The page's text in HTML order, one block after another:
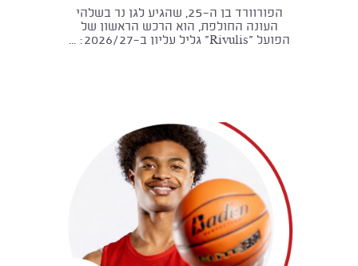
הפורוורד בן ה־25, שהגיע לגן נר בשלהי
העונה החולפת, הוא הרכש הראשון של
הפועל "Rivulis" גליל עליון ב־2026/27: ...